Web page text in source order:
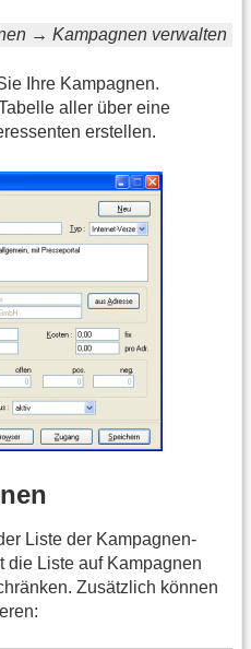
→ Kampagnen verwalten
Ihre Kampagnen.
aller über eine
erstellen.
Liste der Kampagnen-
die Liste auf Kampagnen
Zusätzlich können